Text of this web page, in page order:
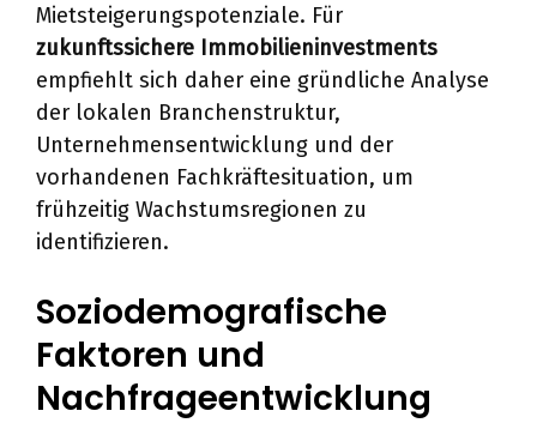
Mietsteigerungspotenziale. Für
zukunftssichere Immobilieninvestments
empfiehlt sich daher eine gründliche Analyse
der lokalen Branchenstruktur,
Unternehmensentwicklung und der
vorhandenen Fachkräftesituation, um
frühzeitig Wachstumsregionen zu
identifizieren.
Soziodemografische
Faktoren und
Nachfrageentwicklung